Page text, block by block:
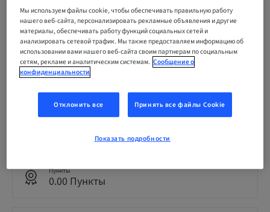
Окончательный срок регистрации
07. сент. 2026 (UTC+1)
Цена на участника (применимы местные сборы)
EUR 3000.00
Пункты
0.00 Пункты
Мы используем файлы cookie, чтобы обеспечивать правильную работу
нашего веб-сайта, персонализировать рекламные объявления и другие
материалы, обеспечивать работу функций социальных сетей и
анализировать сетевой трафик. Мы также предоставляем информацию об
использовании вами нашего веб-сайта своим партнерам по социальным
сетям, рекламе и аналитическим системам. Сообщение о
конфиденциальности
Отклонить все Принять все файлы Cookie
Показать подробности